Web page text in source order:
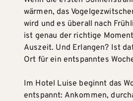
wärmen, das
wird und es überall nach
ist genau der richtige
Auszeit. Und Erlangen? Ist
Ort für ein entspanntes
Im Hotel Luise beginnt das
entspannt: Ankommen,